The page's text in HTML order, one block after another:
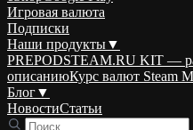
Игровая валюта
Подписки
Наши продукты▼
PREPODSTEAM.RU KIT —
описаниюКурс валют Steam
Блог▼
НовостиСтатьи